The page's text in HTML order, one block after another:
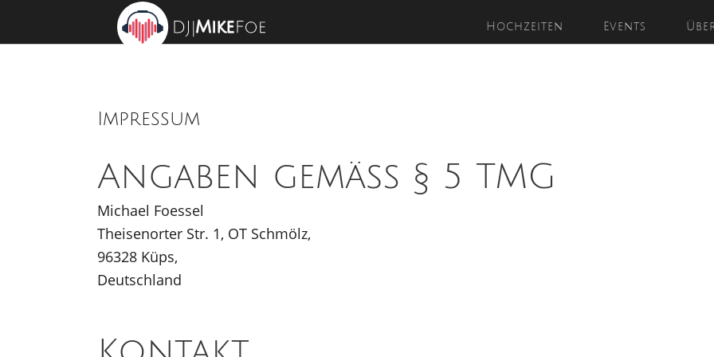
Hochzeiten Events
Impressum
Angaben gemäß § 5 TMG
Michael Foessel
Theisenorter Str. 1, OT Schmölz,
96328 Küps,
Deutschland